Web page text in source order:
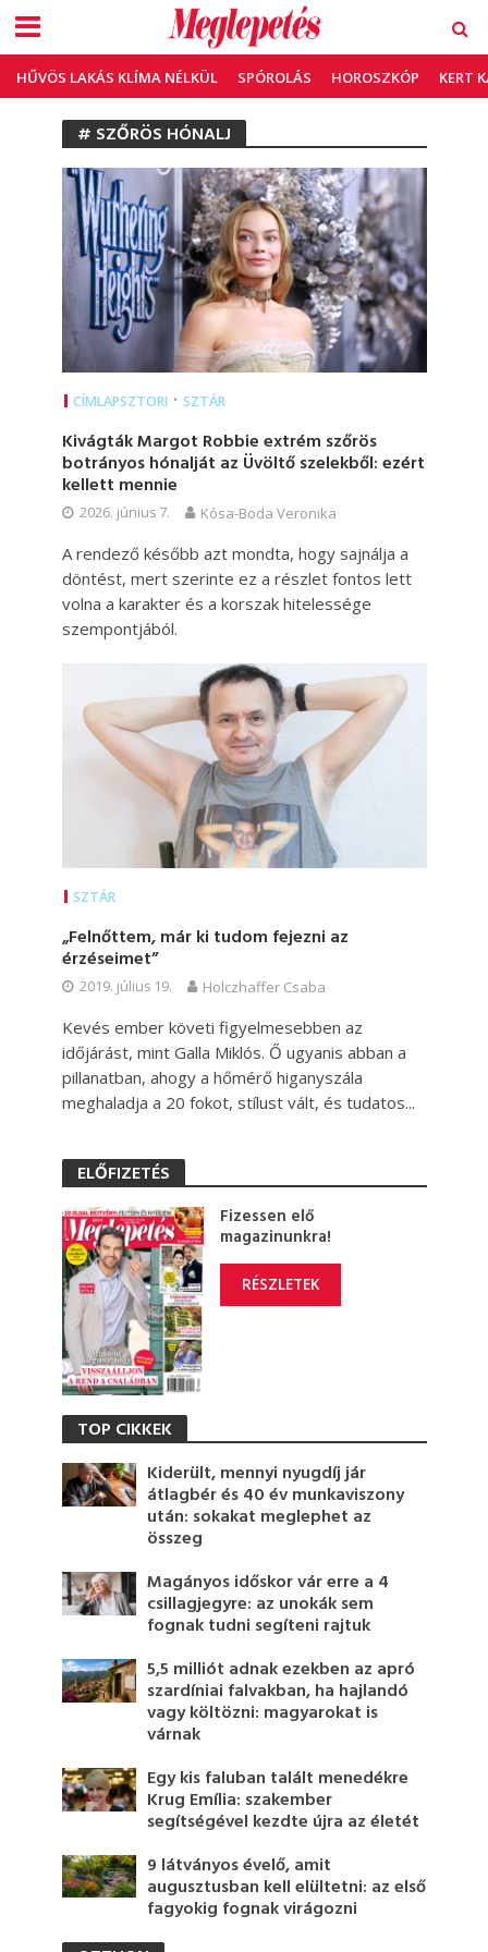
HŰVÖS LAKÁS KLÍMA NÉLKÜL SPÓROLÁS HOROSZKÓP KERT
# SZŐRÖS HÓNALJ
CÍMLAPSZTORI • SZTÁR
Kivágták Margot Robbie extrém szőrös
botrányos hónalját az Üvöltő szelekből: ezért
kellett mennie
2026. június 7. Kósa-Boda Veronika
A rendező később azt mondta, hogy sajnálja a
döntést, mert szerinte ez a részlet fontos lett
volna a karakter és a korszak hitelessége
szempontjából.
SZTÁR
„Felnőttem, már ki tudom fejezni az
érzéseimet”
2019. július 19. Holczhaffer Csaba
Kevés ember követi figyelmesebben az
időjárást, mint Galla Miklós. Ő ugyanis abban a
pillanatban, ahogy a hőmérő higanyszála
meghaladja a 20 fokot, stílust vált, és tudatos...
ELŐFIZETÉS
Fizessen elő
magazinunkra!
RÉSZLETEK
TOP CIKKEK
Kiderült, mennyi nyugdíj jár
átlagbér és 40 év munkaviszony
után: sokakat meglephet az
összeg
Magányos időskor vár erre a 4
csillagjegyre: az unokák sem
fognak tudni segíteni rajtuk
5,5 milliót adnak ezekben az apró
szardíniai falvakban, ha hajlandó
vagy költözni: magyarokat is
várnak
Egy kis faluban talált menedékre
Krug Emília: szakember
segítségével kezdte újra az életét
9 látványos évelő, amit
augusztusban kell elültetni: az első
fagyokig fognak virágozni